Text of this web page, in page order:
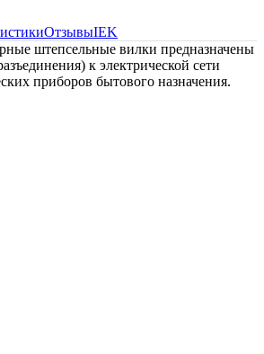
ОтзывыIEK
штепсельные вилки предназначены
к электрической сети
приборов бытового назначения.